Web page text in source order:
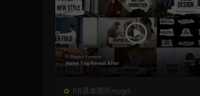
PR基本图形mogrt